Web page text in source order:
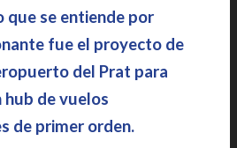
que se entiende por
fue el proyecto de
del Prat para
hub de vuelos
de primer orden.